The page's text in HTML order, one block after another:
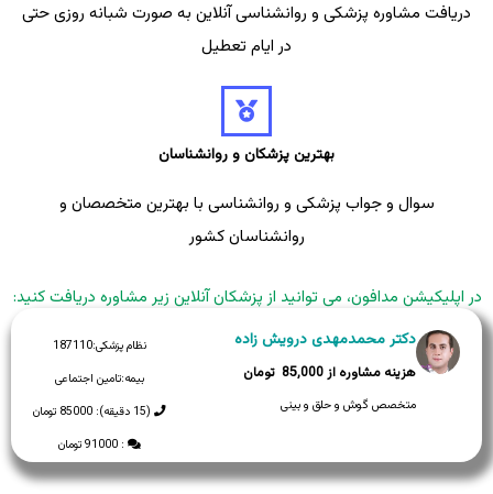
دریافت مشاوره پزشکی و روانشناسی آنلاین به صورت شبانه روزی حتی
در ایام تعطیل
بهترین پزشکان و روانشناسان
سوال و جواب پزشکی و روانشناسی با بهترین متخصصان و
روانشناسان کشور
در اپلیکیشن مدافون، می توانید از پزشکان آنلاین زیر مشاوره دریافت کنید:
نظام پزشکی:187110
بیمه:تامین اجتماعی
(15 دقیقه): 85000 تومان
: 91000 تومان
دکتر محمدمهدی درویش زاده
85,000
متخصص گوش و حلق و بینی